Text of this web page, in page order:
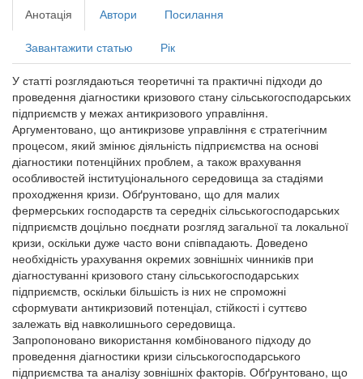
Анотація Автори Посилання
Завантажити статью Рік
У статті розглядаються теоретичні та практичні підходи до
проведення діагностики кризового стану сільськогосподарських
підприємств у межах антикризового управління.
Аргументовано, що антикризове управління є стратегічним
процесом, який змінює діяльність підприємства на основі
діагностики потенційних проблем, а також врахування
особливостей інституціонального середовища за стадіями
проходження кризи. Обґрунтовано, що для малих
фермерських господарств та середніх сільськогосподарських
підприємств доцільно поєднати розгляд загальної та локальної
кризи, оскільки дуже часто вони співпадають. Доведено
необхідність урахування окремих зовнішніх чинників при
діагностуванні кризового стану сільськогосподарських
підприємств, оскільки більшість із них не спроможні
сформувати антикризовий потенціал, стійкості і суттєво
залежать від навколишнього середовища.
Запропоновано використання комбінованого підходу до
проведення діагностики кризи сільськогосподарського
підприємства та аналізу зовнішніх факторів. Обґрунтовано, що